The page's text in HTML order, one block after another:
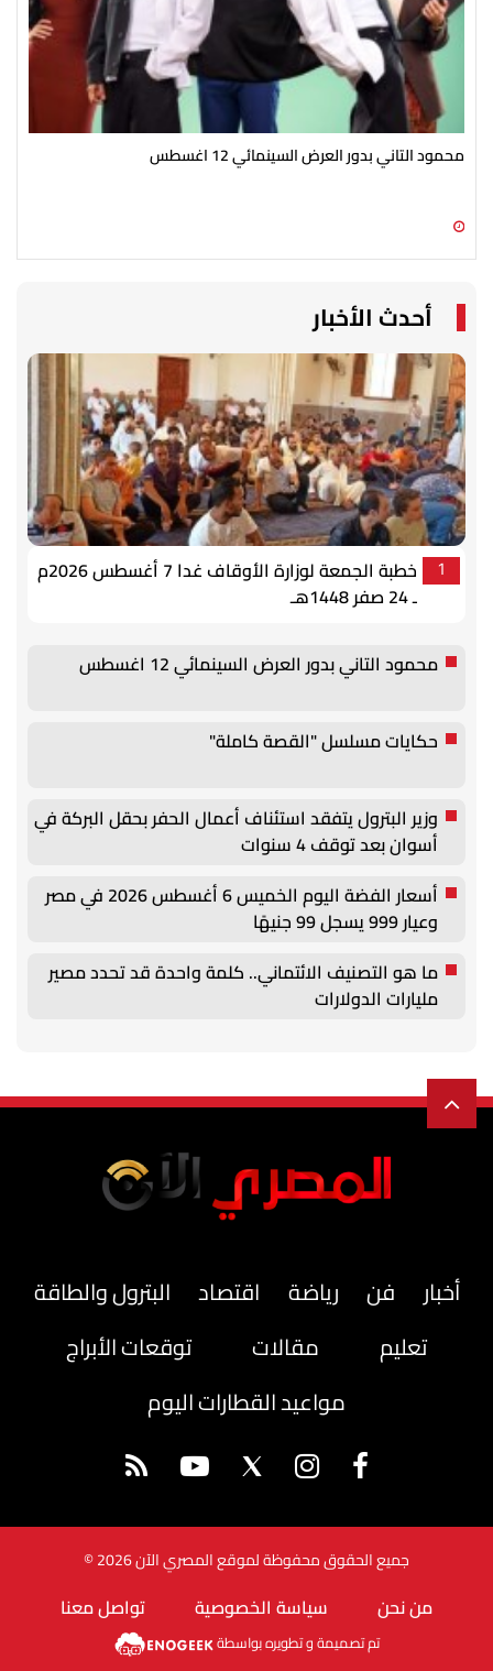
محمود التاني بدور العرض السينمائي 12 اغسطس
أحدث الأخبار
1
خطبة الجمعة لوزارة الأوقاف غدا 7 أغسطس 2026م
ـ 24 صفر 1448هـ
محمود التاني بدور العرض السينمائي 12 اغسطس
حكايات مسلسل "القصة كاملة"
وزير البترول يتفقد استئناف أعمال الحفر بحقل البركة في
أسوان بعد توقف 4 سنوات
أسعار الفضة اليوم الخميس 6 أغسطس 2026 في مصر
وعيار 999 يسجل 99 جنيهًا
ما هو التصنيف الائتماني.. كلمة واحدة قد تحدد مصير
مليارات الدولارات
أخبار فن رياضة اقتصاد
البترول والطاقة
تعليم
مقالات
توقعات الأبراج
مواعيد القطارات اليوم
جميع الحقوق محفوظة لموقع المصري الآن 2026 ©
من نحن سياسة الخصوصية تواصل معنا
تم تصميمة و تطويره بواسطة